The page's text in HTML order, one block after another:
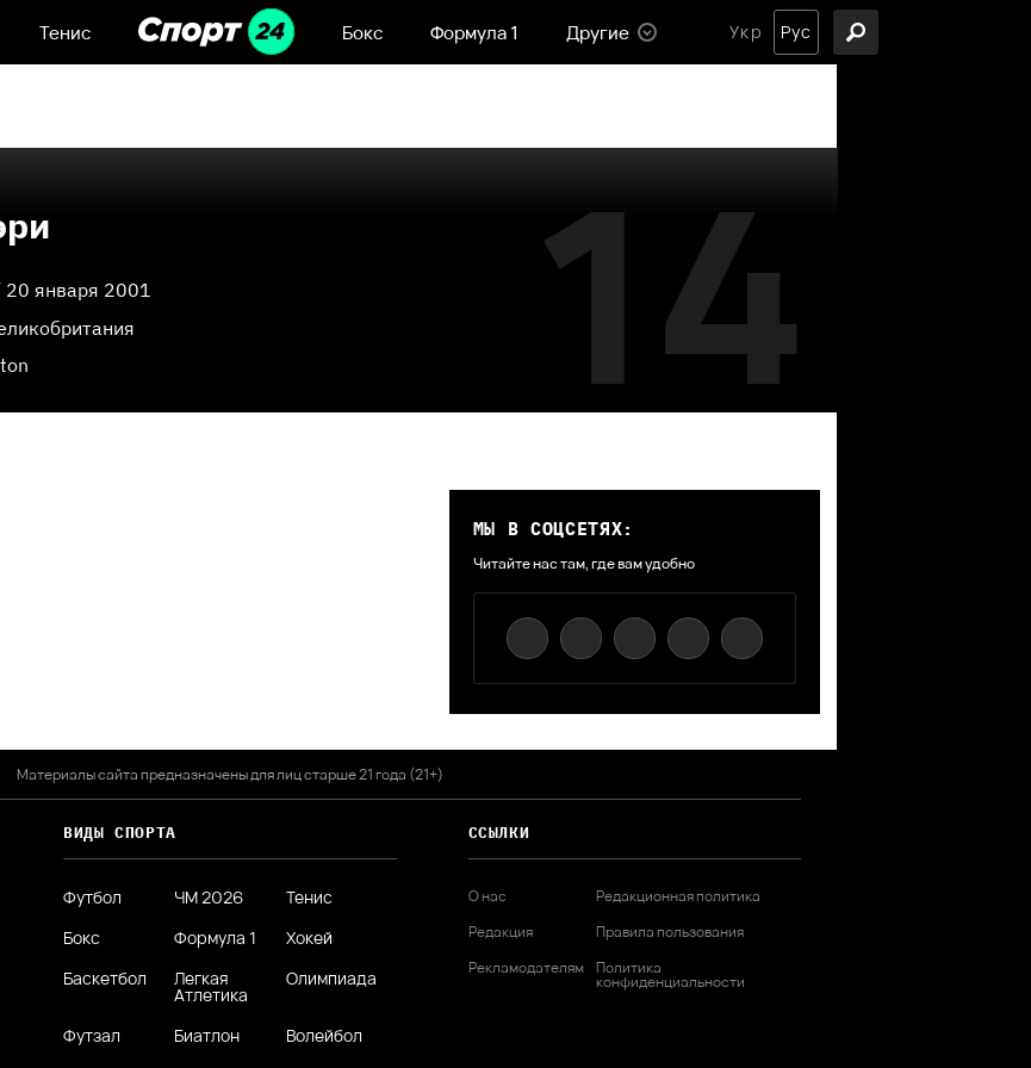
Тенис Бокс Формула 1 Другие Укр Рус
20 января 2001 14
МЫ В СОЦСЕТЯХ:
Читайте нас там, где вам удобно
Материалы сайта предназначены для лиц старше 21 года (21+)
ВИДЫ СПОРТА
Футбол ЧМ 2026
Тенис
Бокс
Формула 1
Хокей
Баскетбол
Легкая
Атлетика
Олимпиада
Футзал Биатлон
Волейбол
ССЫЛКИ
О нас
Редакция
Рекламодателям
Редакционная политика
Правила пользования
Политика
конфиденциальности